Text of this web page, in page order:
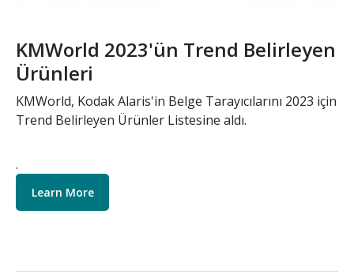
KMWorld 2023'ün Trend Belirleyen
Ürünleri
KMWorld, Kodak Alaris'in Belge Tarayıcılarını 2023 için
Trend Belirleyen Ürünler Listesine aldı.
.
Learn More